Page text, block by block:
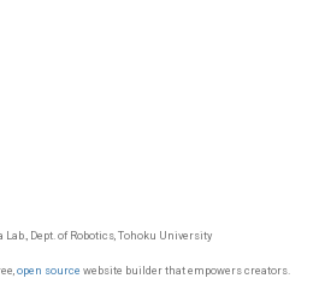
Lab., Dept. of Robotics, Tohoku University
open source website builder that empowers creators.